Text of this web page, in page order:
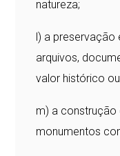
natureza;
l) a preservação
arquivos,
valor histórico
m) a construção
monumentos